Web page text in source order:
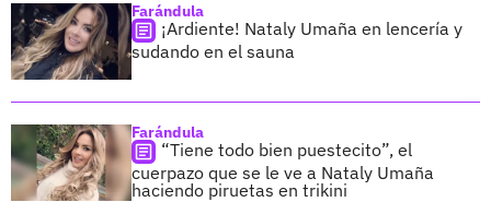
Farándula
¡Ardiente! Nataly Umaña en lencería y
sudando en el sauna
Farándula
“Tiene todo bien puestecito”, el
cuerpazo que se le ve a Nataly Umaña
haciendo piruetas en trikini